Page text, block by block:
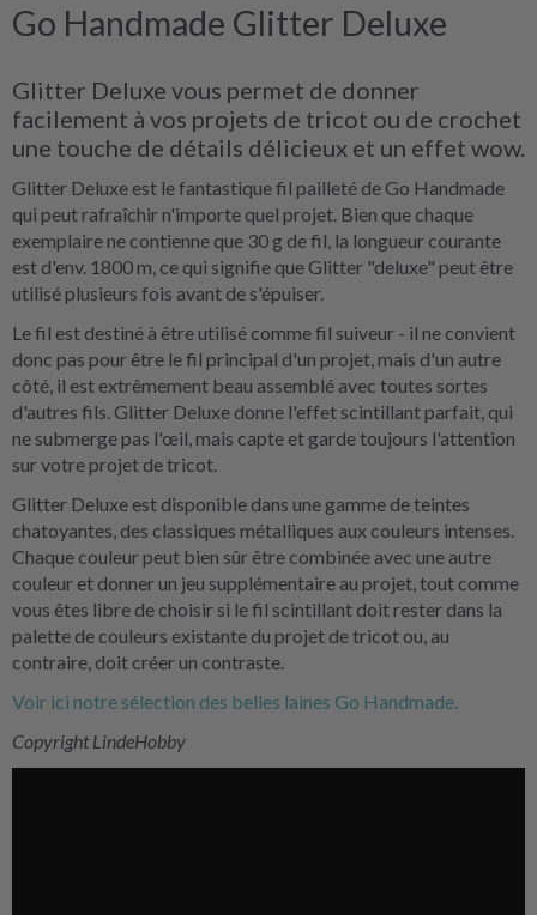
Go Handmade Glitter Deluxe
Glitter Deluxe vous permet de donner
facilement à vos projets de tricot ou de crochet
une touche de détails délicieux et un effet wow.
Glitter Deluxe est le fantastique fil pailleté de Go Handmade
qui peut rafraîchir n'importe quel projet. Bien que chaque
exemplaire ne contienne que 30 g de fil, la longueur courante
est d'env. 1800 m, ce qui signifie que Glitter "deluxe" peut être
utilisé plusieurs fois avant de s'épuiser.
Le fil est destiné à être utilisé comme fil suiveur - il ne convient
donc pas pour être le fil principal d'un projet, mais d'un autre
côté, il est extrêmement beau assemblé avec toutes sortes
d'autres fils. Glitter Deluxe donne l'effet scintillant parfait, qui
ne submerge pas l'œil, mais capte et garde toujours l'attention
sur votre projet de tricot.
Glitter Deluxe est disponible dans une gamme de teintes
chatoyantes, des classiques métalliques aux couleurs intenses.
Chaque couleur peut bien sûr être combinée avec une autre
couleur et donner un jeu supplémentaire au projet, tout comme
vous êtes libre de choisir si le fil scintillant doit rester dans la
palette de couleurs existante du projet de tricot ou, au
contraire, doit créer un contraste.
Voir ici notre sélection des belles laines Go Handmade.
Copyright LindeHobby